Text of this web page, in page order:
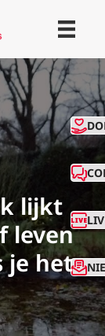
lijkt
leven
je het